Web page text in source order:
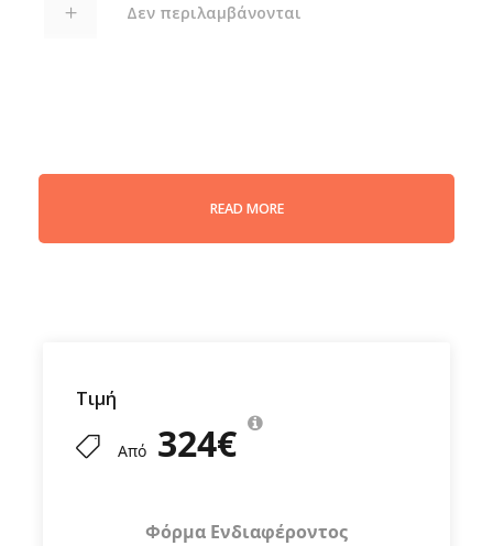
Τιμή
Από 324€
Φόρμα Ενδιαφέροντος
Δεν περιλαμβάνονται
READ MORE